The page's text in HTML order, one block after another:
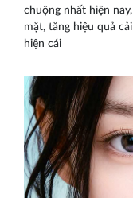
chuộng nhất hiện
mặt, tăng hiệu quả
hiện cái